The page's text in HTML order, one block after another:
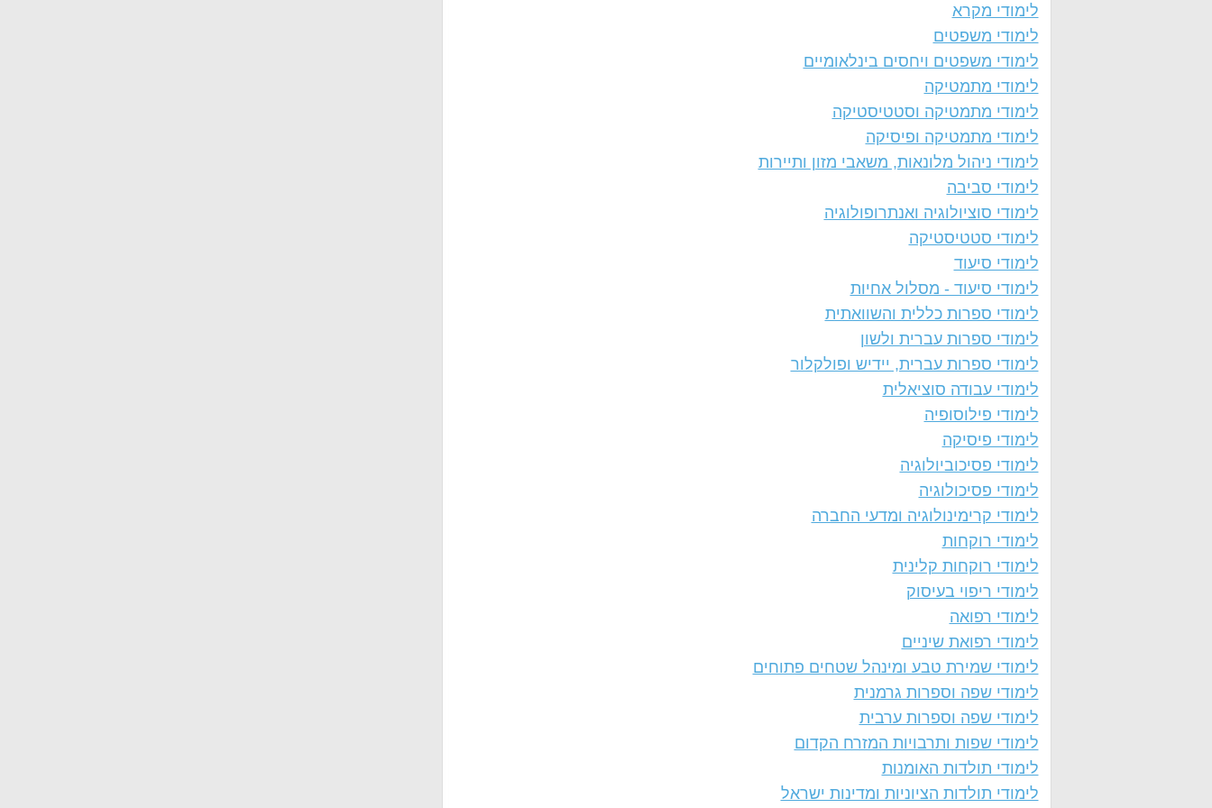
לימודי מקרא
לימודי משפטים
לימודי משפטים ויחסים בינלאומיים
לימודי מתמטיקה
לימודי מתמטיקה וסטטיסטיקה
לימודי מתמטיקה ופיסיקה
לימודי ניהול מלונאות, משאבי מזון ותיירות
לימודי סביבה
לימודי סוציולוגיה ואנתרופולוגיה
לימודי סטטיסטיקה
לימודי סיעוד
לימודי סיעוד - מסלול אחיות
לימודי ספרות כללית והשוואתית
לימודי ספרות עברית ולשון
לימודי ספרות עברית, יידיש ופולקלור
לימודי עבודה סוציאלית
לימודי פילוסופיה
לימודי פיסיקה
לימודי פסיכוביולוגיה
לימודי פסיכולוגיה
לימודי קרימינולוגיה ומדעי החברה
לימודי רוקחות
לימודי רוקחות קלינית
לימודי ריפוי בעיסוק
לימודי רפואה
לימודי רפואת שיניים
לימודי שמירת טבע ומינהל שטחים פתוחים
לימודי שפה וספרות גרמנית
לימודי שפה וספרות ערבית
לימודי שפות ותרבויות המזרח הקדום
לימודי תולדות האומנות
לימודי תולדות הציוניות ומדינות ישראל